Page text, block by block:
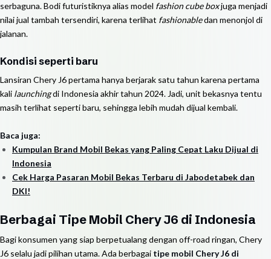
serbaguna. Bodi futuristiknya alias model fashion cube boxjuga menjadi
nilai jual tambah tersendiri, karena terlihat fashionabledan menonjol di
jalanan.
Kondisi seperti baru
Lansiran Chery J6 pertama hanya berjarak satu tahun karena pertama
kali launchingdi Indonesia akhir tahun 2024. Jadi, unit bekasnya tentu
masih terlihat seperti baru, sehingga lebih mudah dijual kembali.
Baca juga:
Kumpulan Brand Mobil Bekas yang Paling Cepat Laku Dijual di
Indonesia
Cek Harga Pasaran Mobil Bekas Terbaru di Jabodetabek dan
DKI!
Berbagai Tipe Mobil Chery J6 di Indonesia
Bagi konsumen yang siap berpetualang dengan off-road ringan, Chery
J6 selalu jadi pilihan utama. Ada berbagai tipe mobil Chery J6 di